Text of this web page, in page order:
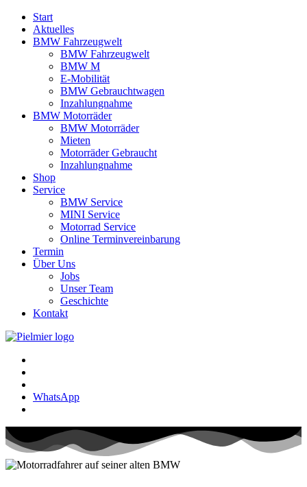
Start
Aktuelles
BMW Fahrzeugwelt
BMW Fahrzeugwelt
BMW M
E-Mobilität
BMW Gebrauchtwagen
Inzahlungnahme
BMW Motorräder
BMW Motorräder
Mieten
Motorräder Gebraucht
Inzahlungnahme
Shop
Service
BMW Service
MINI Service
Motorrad Service
Online Terminvereinbarung
Termin
Über Uns
Jobs
Unser Team
Geschichte
Kontakt
WhatsApp